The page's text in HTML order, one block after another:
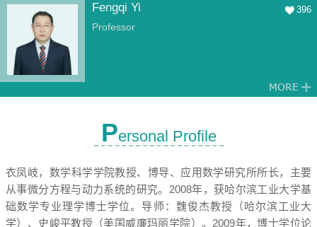
Fengqi Yi 396
Professor
Personal Profile
衣凤岐，数学科学学院教授、博导、应用数学研究所所长，主要
从事微分方程与动力系统的研究。2008年，获哈尔滨工业大学基
础数学专业理学博士学位。导师：魏俊杰教授（哈尔滨工业大
学）、史峻平教授（美国威廉玛丽学院）。2009年，博士学位论